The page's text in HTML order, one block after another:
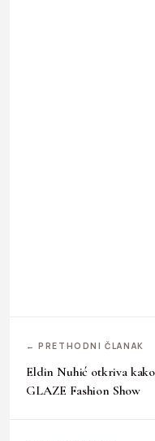
← PRETHODNI ČLANAK
Eldin Nuhić otkriva
GLAZE Fashion Show